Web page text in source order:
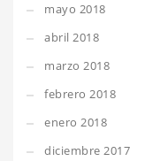
mayo 2018
abril 2018
marzo 2018
febrero 2018
enero 2018
diciembre 2017